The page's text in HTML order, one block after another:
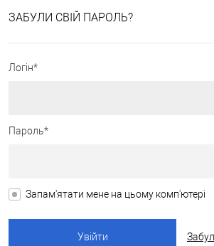
ЗАБУЛИ СВІЙ ПАРОЛЬ?
Логін*
Пароль*
Запам'ятати мене на цьому комп'ютері